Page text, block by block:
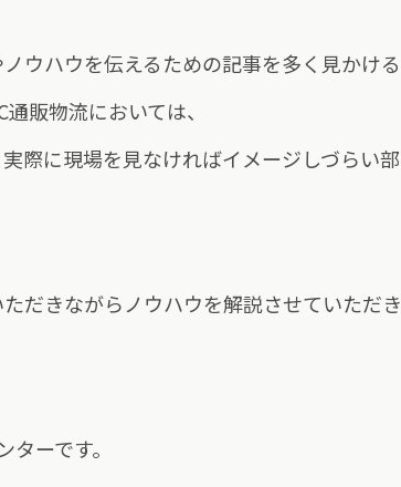
ウハウを伝えるための記事を多く見かける
販物流においては、
際に現場を見なければイメージしづらい部
だきながらノウハウを解説させていただき
ーです。